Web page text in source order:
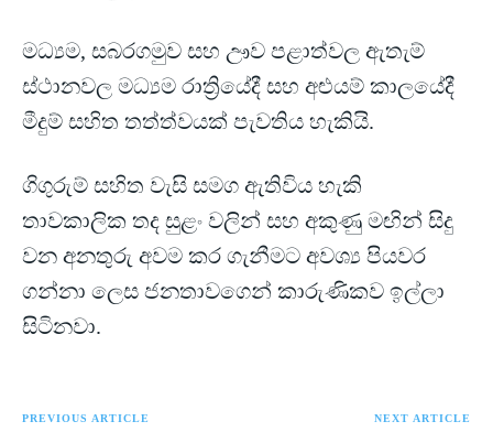
මධ්‍යම, සබරගමුව සහ ඌව පළාත්වල ඇතැම්
ස්ථානවල මධ්‍යම රාත්‍රියේදී සහ අළුයම් කාලයේදී
මීදුම් සහිත තත්ත්වයක් පැවතිය හැකියි.
ගිගුරුම් සහිත වැසි සමග ඇතිවිය හැකි
තාවකාලික තද සුළං වලින් සහ අකුණු මඟින් සිදු
වන අනතුරු අවම කර ගැනීමට අවශ්‍ය පියවර
ගන්නා ලෙස ජනතාවගෙන් කාරුණිකව ඉල්ලා
සිටිනවා.
PREVIOUS ARTICLE NEXT ARTICLE